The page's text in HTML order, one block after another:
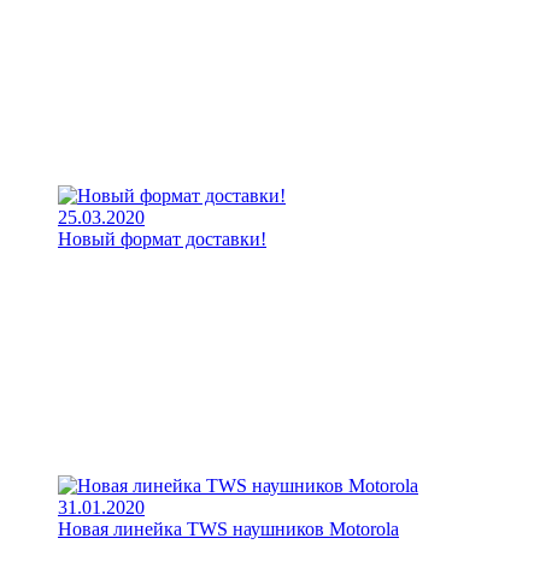
25.03.2020
Новый формат доставки!
31.01.2020
Новая линейка TWS наушников Motorola